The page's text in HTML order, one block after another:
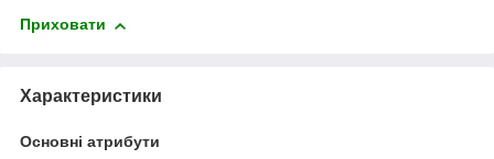
Приховати
Характеристики
Основні атрибути